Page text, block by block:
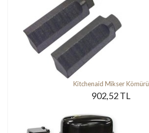
Kitchenaid Mikser Kömürü
902,52 TL